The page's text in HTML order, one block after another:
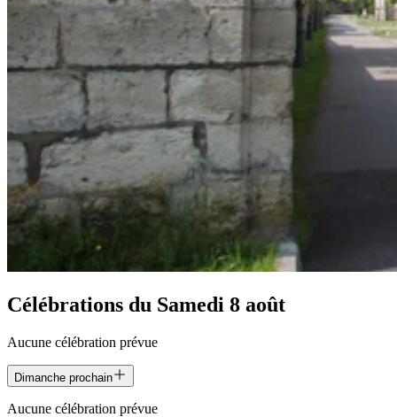
Célébrations du Samedi 8 août
Aucune célébration prévue
Dimanche prochain
Aucune célébration prévue